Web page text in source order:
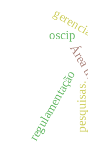
regulamentaçãopesquisas.
oscip